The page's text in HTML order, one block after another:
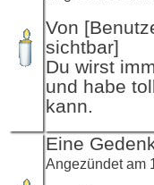
Von
sichtbar]
Du wirst
und habe
kann.
Eine
Angezündet am